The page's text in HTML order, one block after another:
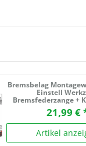
Bremsbelag
Einstell
Bremsfederzange +
21,99 €
Artikel